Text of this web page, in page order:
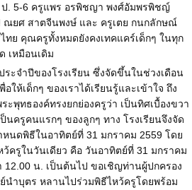
. 5-6 ครูแพร อรพิชญา พงศ์อัมพรพิชญ์
ณยศ สาตจีนพงษ์ และ ครูเตย กนกลักษณ์
ย คุณครูทั้งหมดยังคงเทคแคร์เด็กๆ ในทุก
เหมือนเดิม
ระจำปีของโรงเรียน ซึ่งจัดขึ้นในช่วงเดือน
ให้เด็กๆ ของเราได้เรียนรู้และเข้าใจ ถึง
พุทธองค์ทรงยกย่องครูว่า เป็นทิศเบื้องขวา
นครูคนแรกๆ ของลูกๆ ทาง โรงเรียนจึงจัด
หนดพิธีในอาทิตย์ที่ 31 มกราคม 2559 โดย
ว้ครูในวันเดียว คือ วันอาทิตย์ที่ 31 มกราคม
12.00 น. เป็นต้นไป ขอเชิญท่านผู้ปกครอง
นำบุตร หลานไปร่วมพิธีไหว้ครูโดยพร้อม